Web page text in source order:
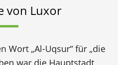
von Luxor
Wort „Al-Uqsur“ für „die
war die Hauptstadt